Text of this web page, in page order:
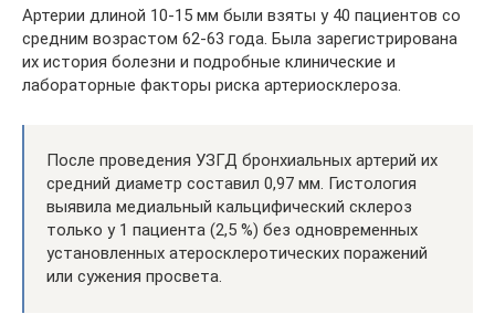
Артерии длиной 10-15 мм были взяты у 40 пациентов со
средним возрастом 62-63 года. Была зарегистрирована
их история болезни и подробные клинические и
лабораторные факторы риска артериосклероза.
После проведения УЗГД бронхиальных артерий их
средний диаметр составил 0,97 мм. Гистология
выявила медиальный кальцифический склероз
только у 1 пациента (2,5 %) без одновременных
установленных атеросклеротических поражений
или сужения просвета.